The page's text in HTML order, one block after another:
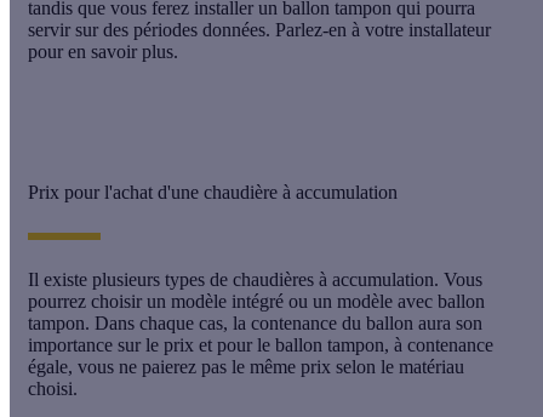
tandis que vous ferez installer un ballon tampon qui pourra
servir sur des périodes données. Parlez-en à votre installateur
pour en savoir plus.
Prix pour l'achat d'une chaudière à accumulation
Il existe plusieurs types de chaudières à accumulation. Vous
pourrez choisir un modèle intégré ou un modèle avec ballon
tampon. Dans chaque cas, la contenance du ballon aura son
importance sur le prix et pour le ballon tampon, à contenance
égale, vous ne paierez pas le même prix selon le matériau
choisi.